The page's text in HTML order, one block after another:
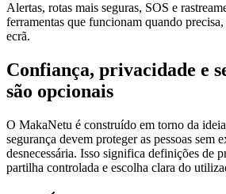
Alertas, rotas mais seguras, SOS e
ferramentas que funcionam quando
ecrã.
Confiança, privacidade e
são opcionais
O MakaNetu é construído em torno da
segurança devem proteger as pessoas sem
desnecessária. Isso significa definições de
partilha controlada e escolha clara do